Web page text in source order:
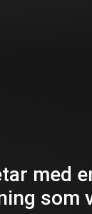
med
som